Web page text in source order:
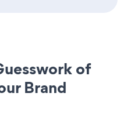
of
Brand